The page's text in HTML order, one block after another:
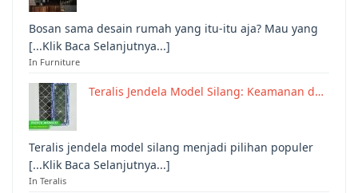
Bosan sama desain rumah yang itu-itu aja? Mau yang
[...Klik Baca Selanjutnya...]
In Furniture
Teralis Jendela Model Silang: Keamanan d…
Teralis jendela model silang menjadi pilihan populer
[...Klik Baca Selanjutnya...]
In Teralis